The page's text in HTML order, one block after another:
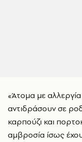
«Άτομα με
αντιδράσουν σε
καρπούζι και
αμβροσία ίσως